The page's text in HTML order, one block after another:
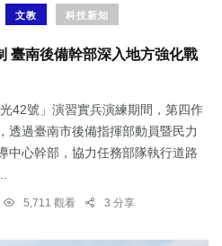
文教 科技新知
臺南後備幹部深入地方強化戰
42號」演習實兵演練期間，第四作
透過臺南市後備指揮部動員暨民力
中心幹部，協力任務部隊執行道路
5,711 觀看 3 分享